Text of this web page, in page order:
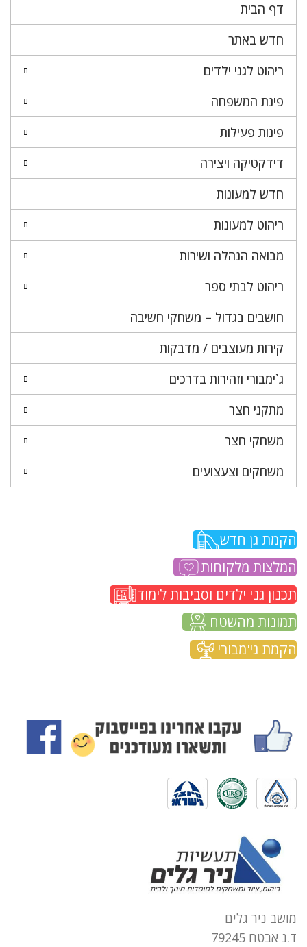
דף הבית
חדש באתר
ריהוט לגני ילדים
פינת המשפחה
פינות פעילות
דידקטיקה ויצירה
חדש למעונות
ריהוט למעונות
מבואה הנהלה ושירות
ריהוט לבתי ספר
חושבים בגדול – משחקי חשיבה
קירות מעוצבים / מדבקות
ג`ימבורי וזהירות בדרכים
מתקני חצר
משחקי חצר
משחקים וצעצועים
הקמת גן חדש
המלצות מלקוחות
תכנון גני ילדים וסביבות לימוד
תמונות מהשטח
הקמת גי'מבורי
מושב ניר גלים
ד.נ אבטח 79245